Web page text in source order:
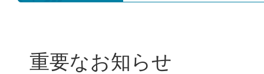
重要なお知らせ